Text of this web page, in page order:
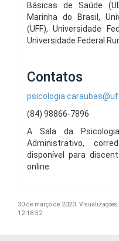
Básicas de Saúde
Marinha do Brasil,
(UFF), Universidade
Universidade Federal
Contatos
(84) 98866-7896
A Sala da
Administrativo,
disponível para
online.
30 de março de 2020.
12:18:52